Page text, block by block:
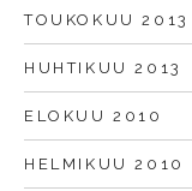
TOUKOKUU 2013
HUHTIKUU 2013
ELOKUU 2010
HELMIKUU 2010